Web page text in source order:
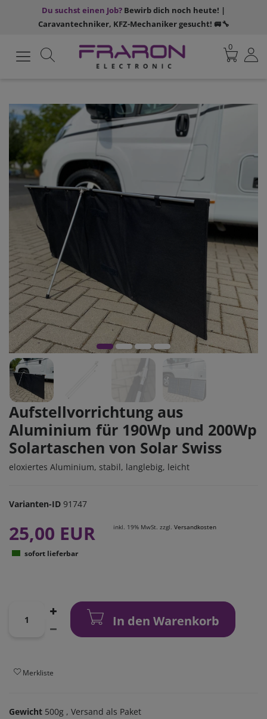
Du suchst einen Job? Bewirb dich noch heute! |
Caravantechniker, KFZ-Mechaniker gesucht! 🚐🔧
0
Aufstellvorrichtung aus
Aluminium für 190Wp und 200Wp
Solartaschen von Solar Swiss
eloxiertes Aluminium, stabil, langlebig, leicht
Varianten-ID 91747
25,00 EUR inkl. 19% MwSt. zzgl. Versandkosten
sofort lieferbar
In den Warenkorb
Merkliste
Gewicht 500g , Versand als Paket